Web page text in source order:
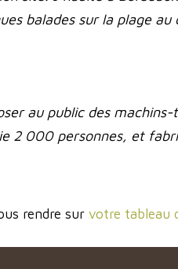
balades sur la plage au
au public des
2 000 personnes, et
rendre sur votre tableau